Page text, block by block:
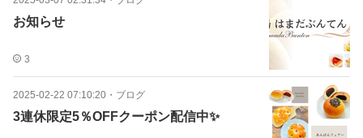
お知らせ
3
2025-02-22 07:10:20 ・ ブログ
3連休限定5％OFFクーポン配信中✨